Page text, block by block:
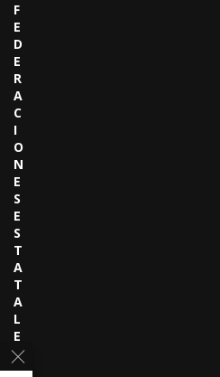
F
E
D
E
R
A
C
I
O
N
E
S
E
S
T
A
T
A
L
E
S